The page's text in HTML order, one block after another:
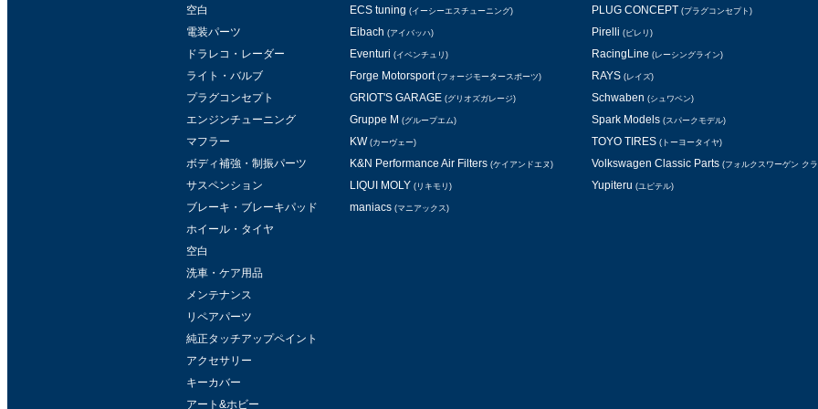
空白
電装パーツ
ドラレコ・レーダー
ライト・バルブ
プラグコンセプト
エンジンチューニング
マフラー
ボディ補強・制振パーツ
サスペンション
ブレーキ・ブレーキパッド
ホイール・タイヤ
空白
洗車・ケア用品
メンテナンス
リペアパーツ
純正タッチアップペイント
アクセサリー
キーカバー
アート&ホビー
ECS tuning (イーシーエスチューニング)
Eibach (アイバッハ)
Eventuri (イベンチュリ)
Forge Motorsport (フォージモータースポーツ)
GRIOT'S GARAGE (グリオズガレージ)
Gruppe M (グループエム)
KW (カーヴェー)
K&N Performance Air Filters (ケイアンドエヌ)
LIQUI MOLY (リキモリ)
maniacs (マニアックス)
PLUG CONCEPT (プラグコンセプト)
Pirelli (ピレリ)
RacingLine (レーシングライン)
RAYS (レイズ)
Schwaben (シュワベン)
Spark Models (スパークモデル)
TOYO TIRES (トーヨータイヤ)
Volkswagen Classic Parts (フォルクスワーゲン ク
Yupiteru (ユピテル)